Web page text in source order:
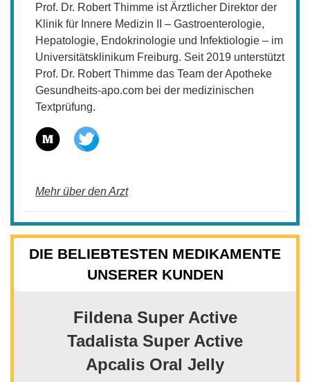
Prof. Dr. Robert Thimme ist Ärztlicher Direktor der
Klinik für Innere Medizin II – Gastroenterologie,
Hepatologie, Endokrinologie und Infektiologie – im
Universitätsklinikum Freiburg. Seit 2019 unterstützt
Prof. Dr. Robert Thimme das Team der Apotheke
Gesundheits-apo.com bei der medizinischen
Textprüfung.
Mehr über den Arzt
DIE BELIEBTESTEN MEDIKAMENTE
UNSERER KUNDEN
Fildena Super Active
Tadalista Super Active
Apcalis Oral Jelly